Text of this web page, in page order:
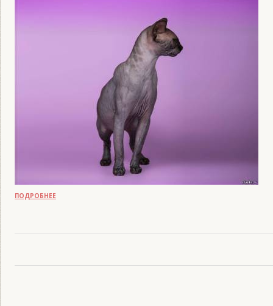
ПОДРОБНЕЕ